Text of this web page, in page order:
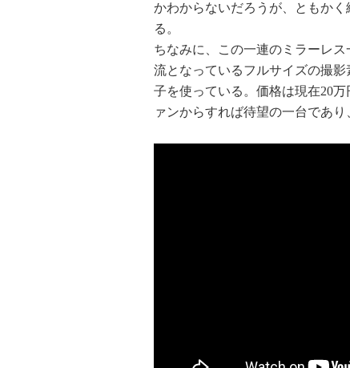
かわからないだろうが、ともか
る。
ちなみに、この一連のミラーレ
流となっているフルサイズの撮
子を使っている。価格は現在20
ァンからすれば待望の一台であ